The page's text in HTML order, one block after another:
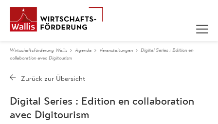
Wirtschaftsförderung Wallis Agenda Veranstaltungen
Digital Series : Edition en
collaboration avec Digitourism
Digital Series : Edition en collaboration
avec Digitourism